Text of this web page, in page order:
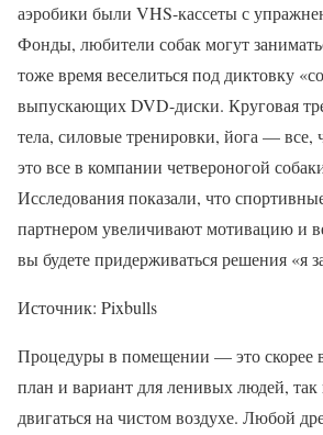
аэробики были VHS-кассеты с
Фонды, любители собак могут
тоже время веселиться под диктовку
выпускающих DVD-диски. Круговая
тела, силовые тренировки, йога — все,
это все в компании четвероногой
Исследования показали, что
партнером увеличивают мотивацию и
вы будете придерживаться решения «я
Источник: Pixbulls
Процедуры в помещении — это скорее
план и вариант для ленивых людей, так
двигаться на чистом воздухе. Любой